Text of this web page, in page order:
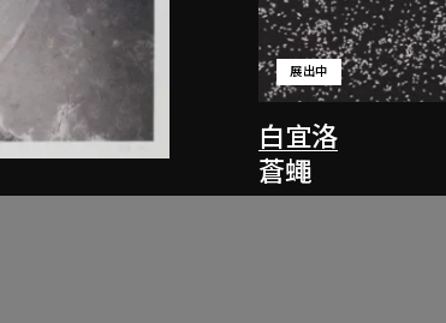
白宜洛
展出中
蒼蠅